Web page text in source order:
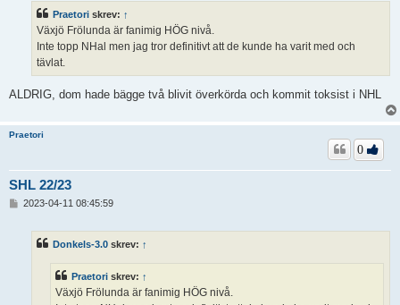
Praetori skrev: ↑
Växjö Frölunda är fanimig HÖG nivå.
Inte topp NHal men jag tror definitivt att de kunde ha varit med och
tävlat.
ALDRIG, dom hade bägge två blivit överkörda och kommit toksist i NHL
Praetori
SHL 22/23
0
2023-04-11 08:45:59
Donkels-3.0 skrev: ↑
Praetori skrev: ↑
Växjö Frölunda är fanimig HÖG nivå.